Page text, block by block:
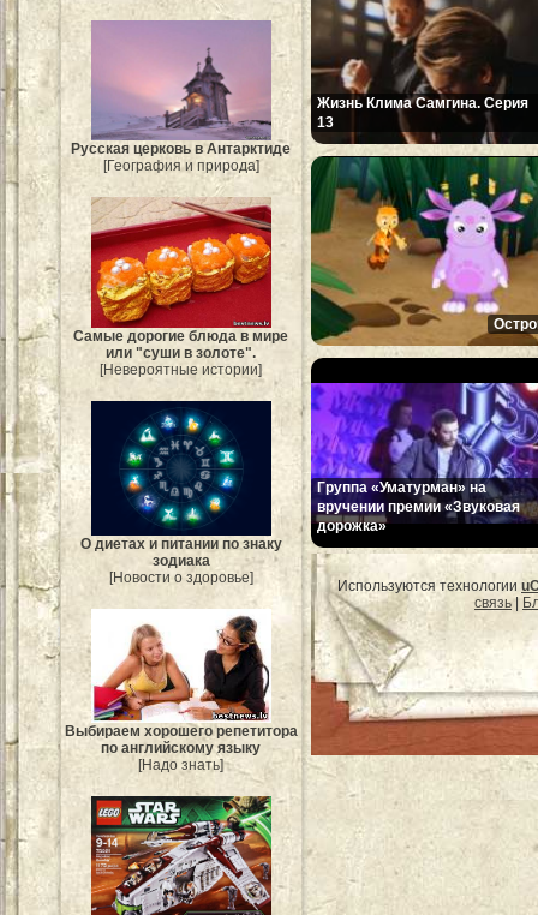
Русская церковь в Антарктиде
[География и природа]
Самые дорогие блюда в мире
или "суши в золоте".
[Невероятные истории]
О диетах и питании по знаку
зодиака
[Новости о здоровье]
Выбираем хорошего репетитора
по английскому языку
[Надо знать]
Жизнь Клима Самгина. Серия
13
Группа «Уматурман» на
вручении премии «Звуковая
дорожка»
Используются технологии
связь